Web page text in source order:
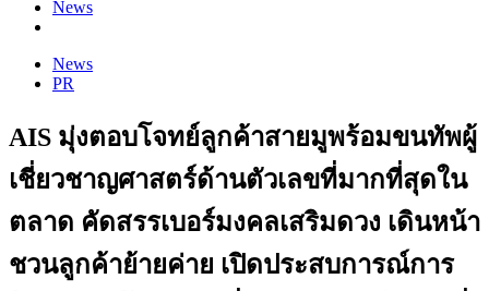
News
News
PR
AIS มุ่งตอบโจทย์ลูกค้าสายมูพร้อมขนทัพผู้
เชี่ยวชาญศาสตร์ด้านตัวเลขที่มากที่สุดใน
ตลาด คัดสรรเบอร์มงคลเสริมดวง เดินหน้า
ชวนลูกค้าย้ายค่าย เปิดประสบการณ์การ